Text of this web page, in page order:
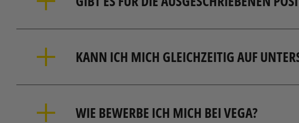
sind, sind diese noch nicht besetzt und wir freuen uns über